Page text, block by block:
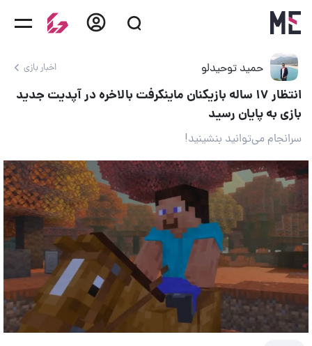
حمید توحیدلو اخبار بازی
انتظار ۱۷ ساله بازیکنان ماینکرفت بالاخره در آپدیت جدید
بازی به پایان رسید
سرانجام می‌توانید بنشینید!